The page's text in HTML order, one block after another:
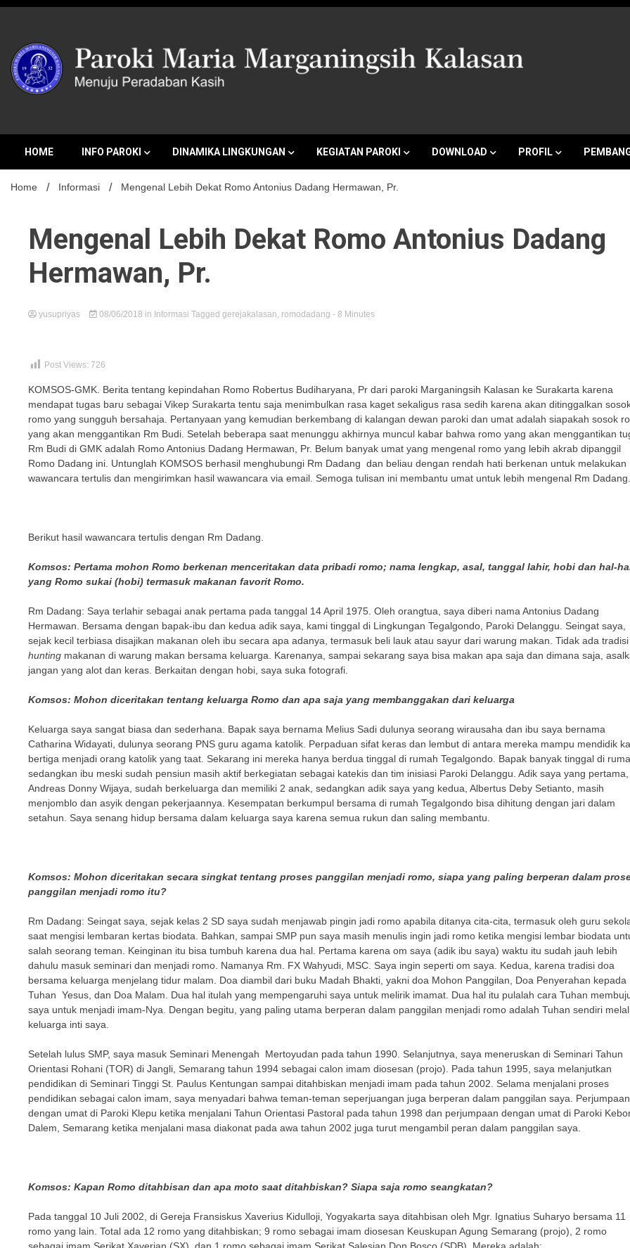
Skip
Paroki Maria
HOME INFO PAROKI DINAMIKA LINGKUNGAN KEGIATAN PAROKI DOWNLOAD PROFIL
Home Informasi Mengenal Lebih Dekat Romo Antonius Dadang Hermawan, Pr.
Mengenal Lebih Dekat Romo Antonius Dadang
Hermawan, Pr.
yusupriyas 08/06/2018 in Informasi Tagged gerejakalasan, romodadang - 8 Minutes
Post Views: 726
KOMSOS-GMK. Berita tentang kepindahan Romo Robertus Budiharyana, Pr dari paroki Marganingsih Kalasan ke Surakarta karena
mendapat tugas baru sebagai Vikep Surakarta tentu saja menimbulkan rasa kaget sekaligus rasa sedih karena akan ditinggalkan
romo yang sungguh bersahaja. Pertanyaan yang kemudian berkembang di kalangan dewan paroki dan umat adalah siapakah sosok
yang akan menggantikan Rm Budi. Setelah beberapa saat menunggu akhirnya muncul kabar bahwa romo yang akan menggantikan
Rm Budi di GMK adalah Romo Antonius Dadang Hermawan, Pr. Belum banyak umat yang mengenal romo yang lebih akrab dipanggil
Romo Dadang ini. Untunglah KOMSOS berhasil menghubungi Rm Dadang dan beliau dengan rendah hati berkenan untuk melakukan
wawancara tertulis dan mengirimkan hasil wawancara via email. Semoga tulisan ini membantu umat untuk lebih mengenal Rm Dadang.
Berikut hasil wawancara tertulis dengan Rm Dadang.
Komsos: Pertama mohon Romo berkenan menceritakan data pribadi romo; nama lengkap, asal, tanggal lahir, hobi dan hal-
yang Romo sukai (hobi) termasuk makanan favorit Romo.
Rm Dadang: Saya terlahir sebagai anak pertama pada tanggal 14 April 1975. Oleh orangtua, saya diberi nama Antonius Dadang
Hermawan. Bersama dengan bapak-ibu dan kedua adik saya, kami tinggal di Lingkungan Tegalgondo, Paroki Delanggu. Seingat saya,
sejak kecil terbiasa disajikan makanan oleh ibu secara apa adanya, termasuk beli lauk atau sayur dari warung makan. Tidak ada tradisi
hunting makanan di warung makan bersama keluarga. Karenanya, sampai sekarang saya bisa makan apa saja dan dimana saja,
jangan yang alot dan keras. Berkaitan dengan hobi, saya suka fotografi.
Komsos: Mohon diceritakan tentang keluarga Romo dan apa saja yang membanggakan dari keluarga
Keluarga saya sangat biasa dan sederhana. Bapak saya bernama Melius Sadi dulunya seorang wirausaha dan ibu saya bernama
Catharina Widayati, dulunya seorang PNS guru agama katolik. Perpaduan sifat keras dan lembut di antara mereka mampu mendidik
bertiga menjadi orang katolik yang taat. Sekarang ini mereka hanya berdua tinggal di rumah Tegalgondo. Bapak banyak tinggal di
sedangkan ibu meski sudah pensiun masih aktif berkegiatan sebagai katekis dan tim inisiasi Paroki Delanggu. Adik saya yang pertama,
Andreas Donny Wijaya, sudah berkeluarga dan memiliki 2 anak, sedangkan adik saya yang kedua, Albertus Deby Setianto, masih
menjomblo dan asyik dengan pekerjaannya. Kesempatan berkumpul bersama di rumah Tegalgondo bisa dihitung dengan jari dalam
setahun. Saya senang hidup bersama dalam keluarga saya karena semua rukun dan saling membantu.
Komsos: Mohon diceritakan secara singkat tentang proses panggilan menjadi romo, siapa yang paling berperan dalam
panggilan menjadi romo itu?
Rm Dadang: Seingat saya, sejak kelas 2 SD saya sudah menjawab pingin jadi romo apabila ditanya cita-cita, termasuk oleh guru
saat mengisi lembaran kertas biodata. Bahkan, sampai SMP pun saya masih menulis ingin jadi romo ketika mengisi lembar biodata
salah seorang teman. Keinginan itu bisa tumbuh karena dua hal. Pertama karena om saya (adik ibu saya) waktu itu sudah jauh lebih
dahulu masuk seminari dan menjadi romo. Namanya Rm. FX Wahyudi, MSC. Saya ingin seperti om saya. Kedua, karena tradisi doa
bersama keluarga menjelang tidur malam. Doa diambil dari buku Madah Bhakti, yakni doa Mohon Panggilan, Doa Penyerahan kepada
Tuhan Yesus, dan Doa Malam. Dua hal itulah yang mempengaruhi saya untuk melirik imamat. Dua hal itu pulalah cara Tuhan
saya untuk menjadi imam-Nya. Dengan begitu, yang paling utama berperan dalam panggilan menjadi romo adalah Tuhan sendiri
keluarga inti saya.
Setelah lulus SMP, saya masuk Seminari Menengah Mertoyudan pada tahun 1990. Selanjutnya, saya meneruskan di Seminari Tahun
Orientasi Rohani (TOR) di Jangli, Semarang tahun 1994 sebagai calon imam diosesan (projo). Pada tahun 1995, saya melanjutkan
pendidikan di Seminari Tinggi St. Paulus Kentungan sampai ditahbiskan menjadi imam pada tahun 2002. Selama menjalani proses
pendidikan sebagai calon imam, saya menyadari bahwa teman-teman seperjuangan juga berperan dalam panggilan saya. Perjumpaan
dengan umat di Paroki Klepu ketika menjalani Tahun Orientasi Pastoral pada tahun 1998 dan perjumpaan dengan umat di Paroki
Dalem, Semarang ketika menjalani masa diakonat pada awa tahun 2002 juga turut mengambil peran dalam panggilan saya.
Komsos: Kapan Romo ditahbisan dan apa moto saat ditahbiskan? Siapa saja romo seangkatan?
Pada tanggal 10 Juli 2002, di Gereja Fransiskus Xaverius Kidulloji, Yogyakarta saya ditahbisan oleh Mgr. Ignatius Suharyo bersama 11
romo yang lain. Total ada 12 romo yang ditahbiskan; 9 romo sebagai imam diosesan Keuskupan Agung Semarang (projo), 2 romo